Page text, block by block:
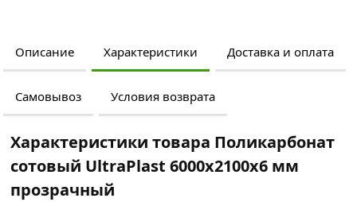
Описание Характеристики Доставка и оплата
Самовывоз Условия возврата
Характеристики товара Поликарбонат
сотовый UltraPlast 6000х2100х6 мм
прозрачный